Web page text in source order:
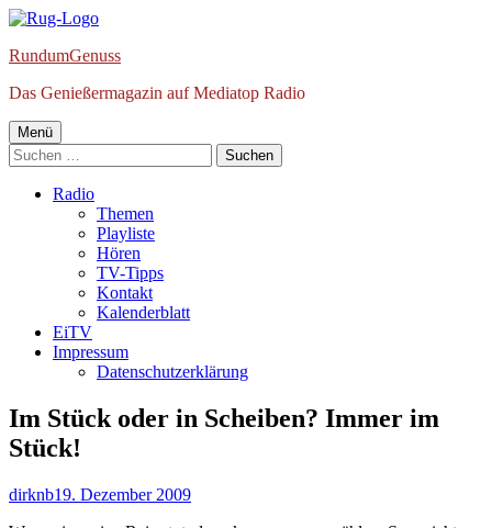
Springe
Inhalt
RundumGenuss
Das Genießermagazin auf Mediatop Radio
Primäres
Menü
Menü
Suchen
nach:
Radio
Themen
Playliste
Hören
TV-Tipps
Kontakt
Kalenderblatt
EiTV
Impressum
Datenschutzerklärung
Im Stück oder in Scheiben? Immer im
Stück!
Autor
dirknbVeröffentlicht
19. Dezember 2009